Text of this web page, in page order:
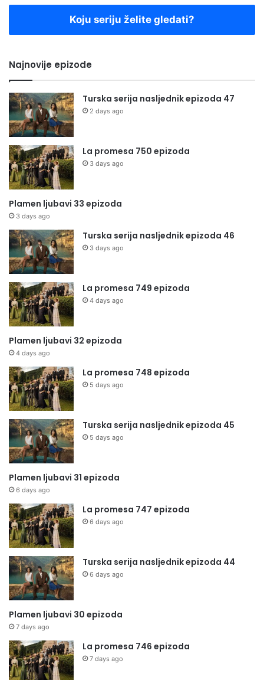
Koju seriju želite gledati?
Najnovije epizode
Turska serija nasljednik epizoda 47
2 days ago
La promesa 750 epizoda
3 days ago
Plamen ljubavi 33 epizoda
3 days ago
Turska serija nasljednik epizoda 46
3 days ago
La promesa 749 epizoda
4 days ago
Plamen ljubavi 32 epizoda
4 days ago
La promesa 748 epizoda
5 days ago
Turska serija nasljednik epizoda 45
5 days ago
Plamen ljubavi 31 epizoda
6 days ago
La promesa 747 epizoda
6 days ago
Turska serija nasljednik epizoda 44
6 days ago
Plamen ljubavi 30 epizoda
7 days ago
La promesa 746 epizoda
7 days ago